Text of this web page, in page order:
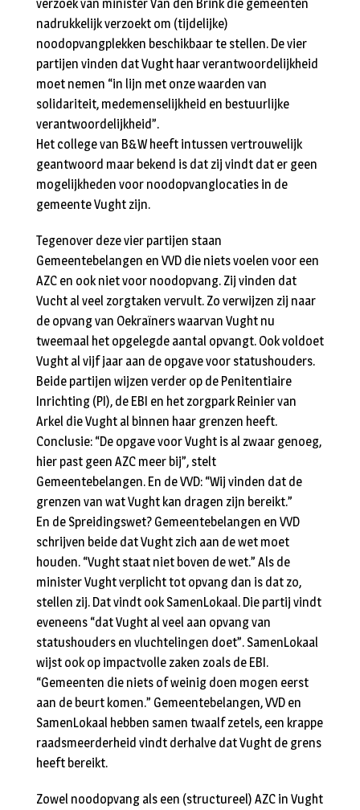
verzoek van minister Van den Brink die gemeenten
nadrukkelijk verzoekt om (tijdelijke)
noodopvangplekken beschikbaar te stellen. De vier
partijen vinden dat Vught haar verantwoordelijkheid
moet nemen “in lijn met onze waarden van
solidariteit, medemenselijkheid en bestuurlijke
verantwoordelijkheid”.
Het college van B&W heeft intussen vertrouwelijk
geantwoord maar bekend is dat zij vindt dat er geen
mogelijkheden voor noodopvanglocaties in de
gemeente Vught zijn.
Tegenover deze vier partijen staan
Gemeentebelangen en VVD die niets voelen voor een
AZC en ook niet voor noodopvang. Zij vinden dat
Vucht al veel zorgtaken vervult. Zo verwijzen zij naar
de opvang van Oekraïners waarvan Vught nu
tweemaal het opgelegde aantal opvangt. Ook voldoet
Vught al vijf jaar aan de opgave voor statushouders.
Beide partijen wijzen verder op de Penitentiaire
Inrichting (PI), de EBI en het zorgpark Reinier van
Arkel die Vught al binnen haar grenzen heeft.
Conclusie: “De opgave voor Vught is al zwaar genoeg,
hier past geen AZC meer bij”, stelt
Gemeentebelangen. En de VVD: “Wij vinden dat de
grenzen van wat Vught kan dragen zijn bereikt.”
En de Spreidingswet? Gemeentebelangen en VVD
schrijven beide dat Vught zich aan de wet moet
houden. “Vught staat niet boven de wet.” Als de
minister Vught verplicht tot opvang dan is dat zo,
stellen zij. Dat vindt ook SamenLokaal. Die partij vindt
eveneens “dat Vught al veel aan opvang van
statushouders en vluchtelingen doet”. SamenLokaal
wijst ook op impactvolle zaken zoals de EBI.
“Gemeenten die niets of weinig doen mogen eerst
aan de beurt komen.” Gemeentebelangen, VVD en
SamenLokaal hebben samen twaalf zetels, een krappe
raadsmeerderheid vindt derhalve dat Vught de grens
heeft bereikt.
Zowel noodopvang als een (structureel) AZC in Vught